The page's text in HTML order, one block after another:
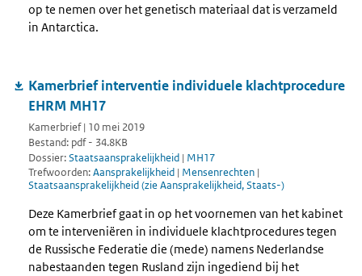
op te nemen over het genetisch materiaal dat is verzameld
in Antarctica.
Kamerbrief interventie individuele klachtprocedure
EHRM MH17
Kamerbrief | 10 mei 2019
Bestand: pdf - 34.8KB
Dossier:Staatsaansprakelijkheid | MH17
Trefwoorden:Aansprakelijkheid | Mensenrechten |
Staatsaansprakelijkheid (zie Aansprakelijkheid, Staats-)
Deze Kamerbrief gaat in op het voornemen van het kabinet
om te interveniëren in individuele klachtprocedures tegen
de Russische Federatie die (mede) namens Nederlandse
nabestaanden tegen Rusland zijn ingediend bij het